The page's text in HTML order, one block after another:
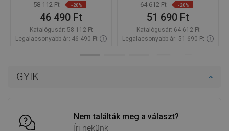
GYIK
Nem találták meg a választ?
Írj nekünk
58 112 Ft -20%
46 490 Ft
Katalógusár: 58 112 Ft
Legalacsonyabb ár: 46 490 Ft
64 612 Ft -20%
51 690 Ft
Katalógusár: 64 612 Ft
Legalacsonyabb ár: 51 690 Ft